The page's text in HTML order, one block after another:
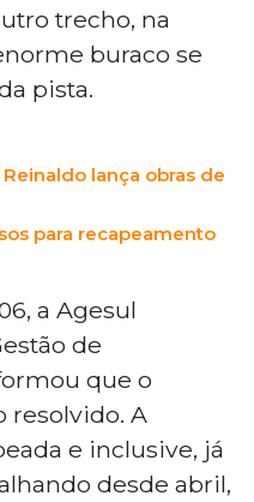
trecho, na
buraco se
pista.
lança obras de
para recapeamento
a Agesul
de
que o
resolvido. A
e inclusive, já
desde abril,